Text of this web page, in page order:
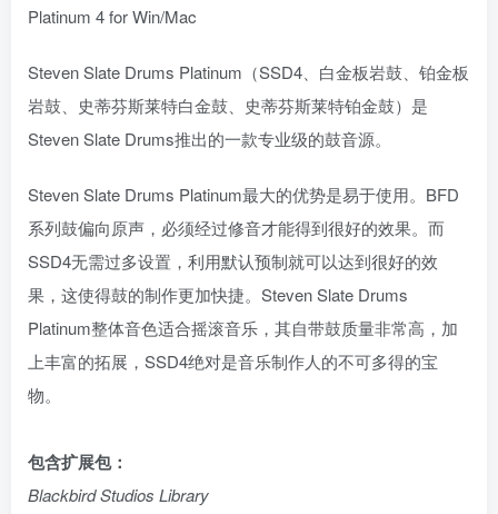
Platinum 4 for Win/Mac
Steven Slate Drums Platinum（SSD4、白金板岩鼓、铂金板
岩鼓、史蒂芬斯莱特白金鼓、史蒂芬斯莱特铂金鼓）是
Steven Slate Drums推出的一款专业级的鼓音源。
Steven Slate Drums Platinum最大的优势是易于使用。BFD
系列鼓偏向原声，必须经过修音才能得到很好的效果。而
SSD4无需过多设置，利用默认预制就可以达到很好的效
果，这使得鼓的制作更加快捷。Steven Slate Drums
Platinum整体音色适合摇滚音乐，其自带鼓质量非常高，加
上丰富的拓展，SSD4绝对是音乐制作人的不可多得的宝
物。
包含扩展包：
Blackbird Studios Library